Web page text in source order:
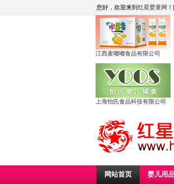
您好，欢迎来到 红星婴童网
江西麦嘟嘟食品有限公司
上海怡氏食品科技有限公司
网站首页 婴儿用